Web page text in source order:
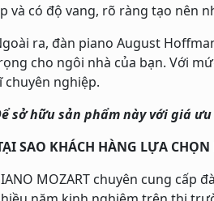
và có độ vang, rõ ràng tạo nên
ra, đàn piano August
cho ngôi nhà của bạn. Với
chuyên nghiệp.
sở hữu sản phẩm này với giá
SAO KHÁCH HÀNG LỰA
MOZART chuyên cung cấp